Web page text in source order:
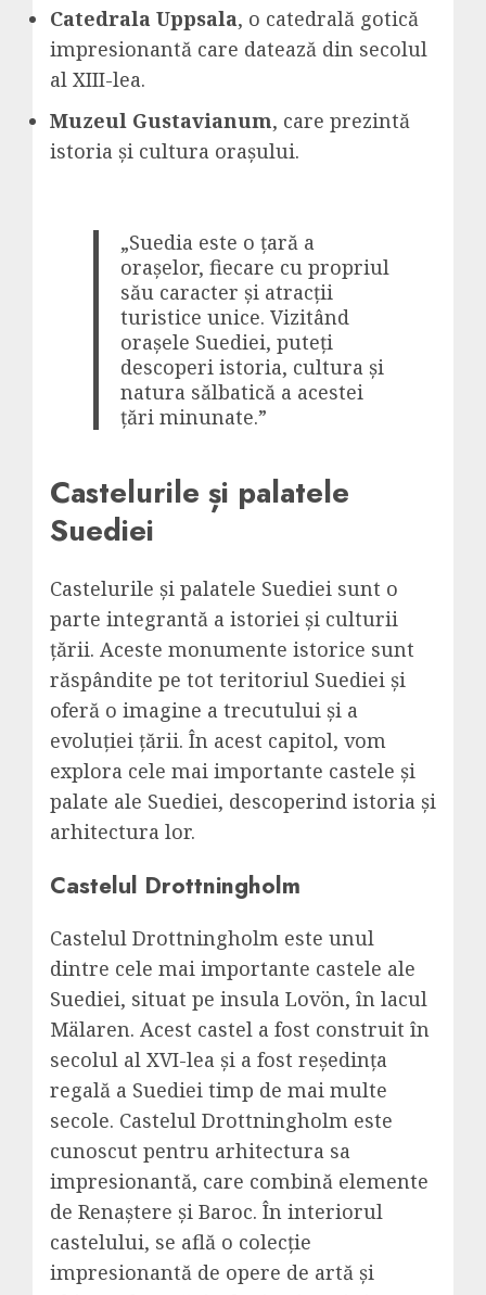
Catedrala Uppsala, o catedrală gotică
impresionantă care datează din secolul
al XIII-lea.
Muzeul Gustavianum, care prezintă
istoria și cultura orașului.
„Suedia este o țară a
orașelor, fiecare cu propriul
său caracter și atracții
turistice unice. Vizitând
orașele Suediei, puteți
descoperi istoria, cultura și
natura sălbatică a acestei
țări minunate.”
Castelurile și palatele
Suediei
Castelurile și palatele Suediei sunt o
parte integrantă a istoriei și culturii
țării. Aceste monumente istorice sunt
răspândite pe tot teritoriul Suediei și
oferă o imagine a trecutului și a
evoluției țării. În acest capitol, vom
explora cele mai importante castele și
palate ale Suediei, descoperind istoria și
arhitectura lor.
Castelul Drottningholm
Castelul Drottningholm este unul
dintre cele mai importante castele ale
Suediei, situat pe insula Lovön, în lacul
Mälaren. Acest castel a fost construit în
secolul al XVI-lea și a fost reședința
regală a Suediei timp de mai multe
secole. Castelul Drottningholm este
cunoscut pentru arhitectura sa
impresionantă, care combină elemente
de Renaștere și Baroc. În interiorul
castelului, se află o colecție
impresionantă de opere de artă și